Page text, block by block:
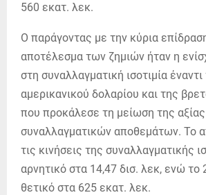
560 εκατ. λεκ.
Ο παράγοντας με την κύρια
αποτέλεσμα των ζημιών ήταν η
στη συναλλαγματική ισοτιμία
αμερικανικού δολαρίου και της
που προκάλεσε τη μείωση της
συναλλαγματικών αποθεμάτων. Το
τις κινήσεις της συναλλαγματικής
αρνητικό στα 14,47 δισ. λεκ, ενώ το
θετικό στα 625 εκατ. λεκ.